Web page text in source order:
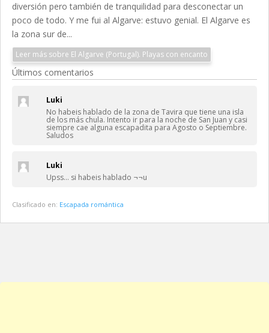
diversión pero también de tranquilidad para desconectar un
poco de todo. Y me fui al Algarve: estuvo genial. El Algarve es
la zona sur de...
Leer más sobre El Algarve (Portugal). Playas con encanto
Últimos comentarios
Luki
No habeis hablado de la zona de Tavira que tiene una isla
de los más chula. Intento ir para la noche de San Juan y casi
siempre cae alguna escapadita para Agosto o Septiembre.
Saludos
Luki
Upss… si habeis hablado ¬¬u
Clasificado en: Escapada romántica